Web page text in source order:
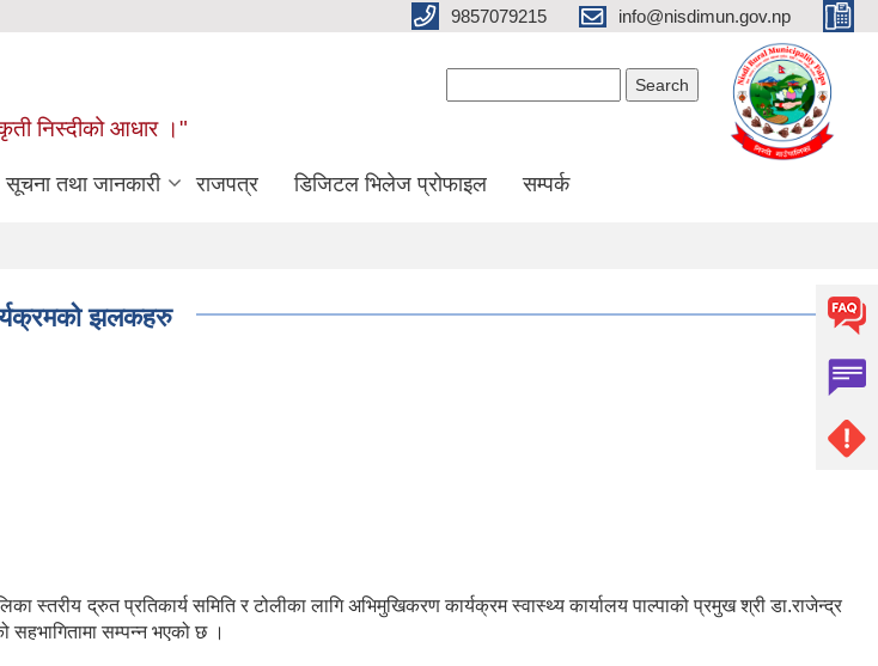
9857079215 info@nisdimun.gov.np
निस्दीको आधार ।"
सूचना तथा जानकारी राजपत्र डिजिटल भिलेज प्रोफाइल सम्पर्क
झलकहरु
स्तरीय द्रुत प्रतिकार्य समिति र टोलीका लागि अभिमुखिकरण कार्यक्रम स्वास्थ्य कार्यालय पाल्पाको प्रमुख श्री डा.राजेन्द्र
सहभागितामा सम्पन्न भएको छ ।